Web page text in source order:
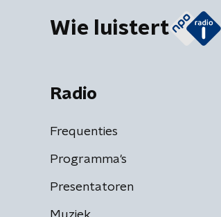
Wie luistert
Radio
Frequenties
Programma's
Presentatoren